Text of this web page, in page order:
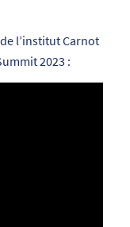
l’institut Carnot
2023 :